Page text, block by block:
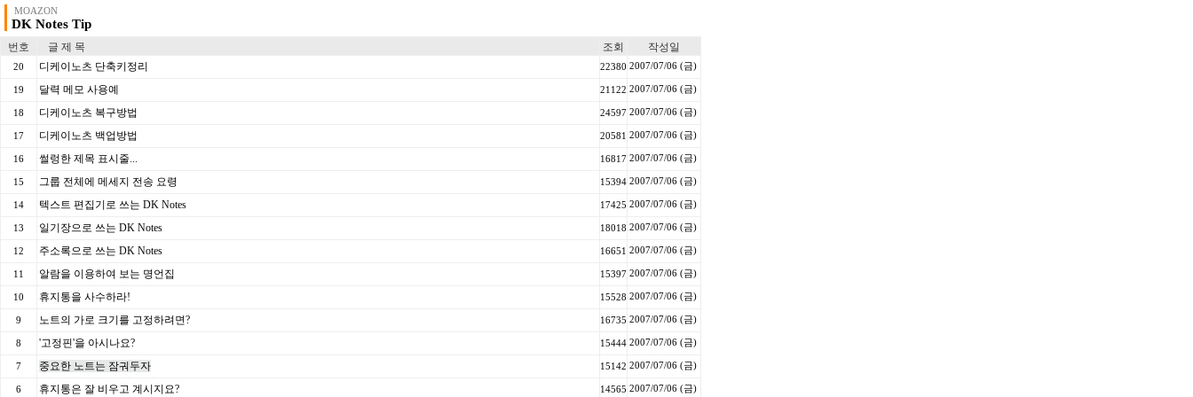
MOAZON
DK Notes Tip
번호 글 제 목 조회 작성일
20 디케이노츠 단축키정리 22380 2007/07/06 (금)
19 달력 메모 사용예 21122 2007/07/06 (금)
18 디케이노츠 복구방법 24597 2007/07/06 (금)
17 디케이노츠 백업방법 20581 2007/07/06 (금)
16 썰렁한 제목 표시줄... 16817 2007/07/06 (금)
15 그룹 전체에 메세지 전송 요령 15394 2007/07/06 (금)
14 텍스트 편집기로 쓰는 DK Notes 17425 2007/07/06 (금)
13 일기장으로 쓰는 DK Notes 18018 2007/07/06 (금)
12 주소록으로 쓰는 DK Notes 16651 2007/07/06 (금)
11 알람을 이용하여 보는 명언집 15397 2007/07/06 (금)
10 휴지통을 사수하라! 15528 2007/07/06 (금)
9 노트의 가로 크기를 고정하려면? 16735 2007/07/06 (금)
8 '고정핀'을 아시나요? 15444 2007/07/06 (금)
7 중요한 노트는 잠궈두자 15142 2007/07/06 (금)
6 휴지통은 잘 비우고 계시지요? 14565 2007/07/06 (금)